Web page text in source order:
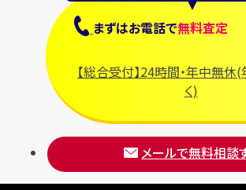
まずはお電話で無料査定
【総合受付】24時間・年中無
く)
メールで無料相談